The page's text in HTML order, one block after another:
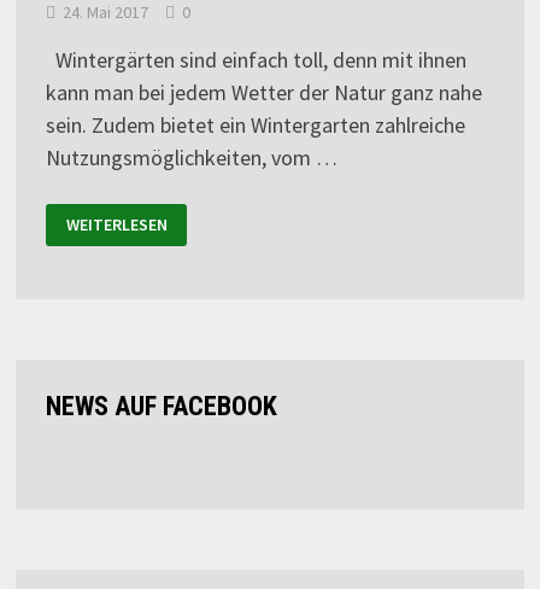
24. Mai 2017 0
Wintergärten sind einfach toll, denn mit ihnen
kann man bei jedem Wetter der Natur ganz nahe
sein. Zudem bietet ein Wintergarten zahlreiche
Nutzungsmöglichkeiten, vom …
WEITERLESEN
NEWS AUF FACEBOOK